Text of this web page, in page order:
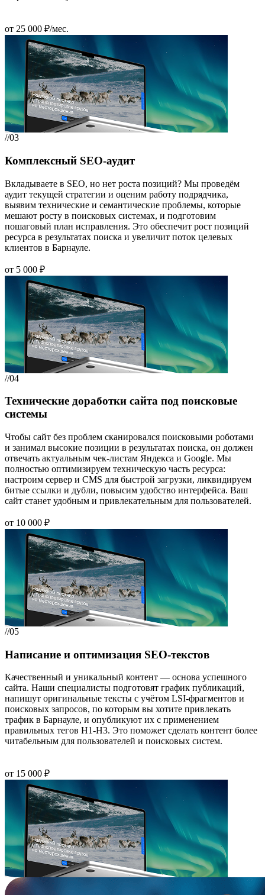
от 25 000 ₽/мес.
//03
Комплексный SEO-аудит
Вкладываете в SEO, но нет роста позиций? Мы проведём
аудит текущей стратегии и оценим работу подрядчика,
выявим технические и семантические проблемы, которые
мешают росту в поисковых системах, и подготовим
пошаговый план исправления. Это обеспечит рост позиций
ресурса в результатах поиска и увеличит поток целевых
клиентов в Барнауле.
от 5 000 ₽
//04
Технические доработки сайта под поисковые
системы
Чтобы сайт без проблем сканировался поисковыми роботами
и занимал высокие позиции в результатах поиска, он должен
отвечать актуальным чек-листам Яндекса и Google. Мы
полностью оптимизируем техническую часть ресурса:
настроим сервер и CMS для быстрой загрузки, ликвидируем
битые ссылки и дубли, повысим удобство интерфейса. Ваш
сайт станет удобным и привлекательным для пользователей.
от 10 000 ₽
//05
Написание и оптимизация SEO-текстов
Качественный и уникальный контент — основа успешного
сайта. Наши специалисты подготовят график публикаций,
напишут оригинальные тексты с учётом LSI-фрагментов и
поисковых запросов, по которым вы хотите привлекать
трафик в Барнауле, и опубликуют их с применением
правильных тегов H1-H3. Это поможет сделать контент более
читабельным для пользователей и поисковых систем.
от 15 000 ₽